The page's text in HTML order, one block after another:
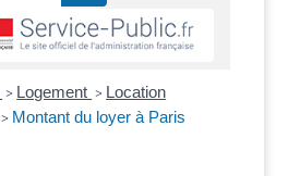
> Logement > Location
> Montant du loyer à Paris